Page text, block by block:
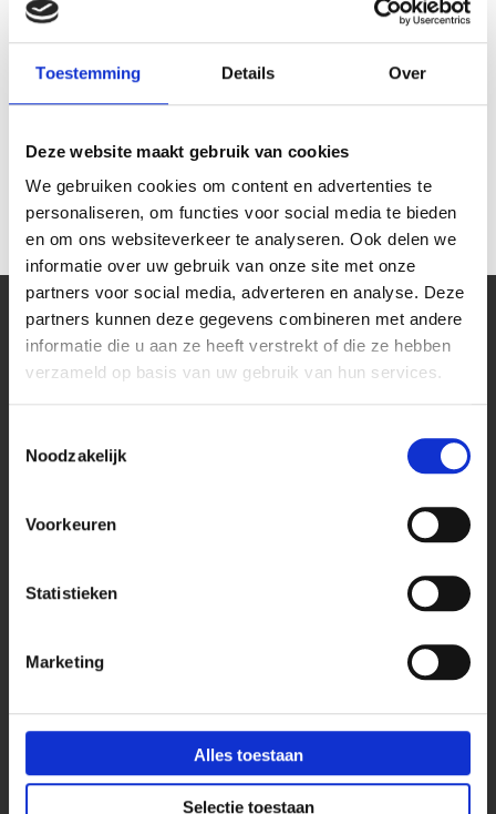
Toestemming Details Over
Deze website maakt gebruik van cookies
We gebruiken cookies om content en advertenties te
personaliseren, om functies voor social media te bieden
en om ons websiteverkeer te analyseren. Ook delen we
informatie over uw gebruik van onze site met onze
partners voor social media, adverteren en analyse. Deze
partners kunnen deze gegevens combineren met andere
informatie die u aan ze heeft verstrekt of die ze hebben
verzameld op basis van uw gebruik van hun services.
Noodzakelijk
Voorkeuren
Statistieken
Marketing
Alles toestaan
Selectie toestaan
zwart Tasker 100 meter
€ 90,08
Kantoor
Wieland stekkerdozen
Energiezuil kookeiland